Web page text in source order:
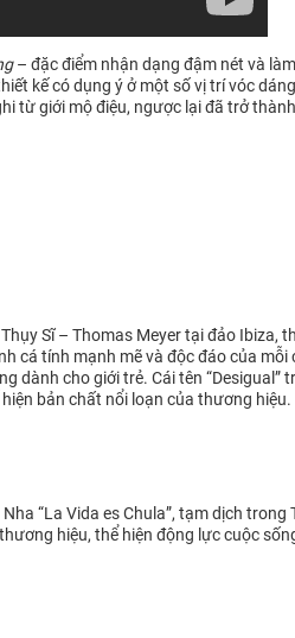
– đặc điểm nhận dạng đậm nét và
kế có dụng ý ở một số vị trí vóc
từ giới mộ điệu, ngược lại đã trở
Sĩ – Thomas Meyer tại đảo Ibiza,
cá tính mạnh mẽ và độc đáo của
dành cho giới trẻ. Cái tên “Desigual”
bản chất nổi loạn của thương hiệu.
“La Vida es Chula”, tạm dịch
hiệu, thể hiện động lực cuộc